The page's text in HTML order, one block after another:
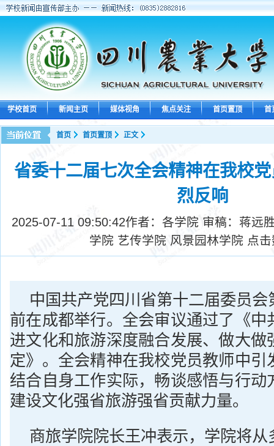
学校首页 新闻主页 媒体视角 焦点关注 首页置顶 首
首页 首页置顶 正文
省委十二届七次全会精神在我校
烈反响
2025-07-11 09:50:42作者：各学院 审稿：蒋远
学院 艺传学院 风景园林学院 点击
中国共产党四川省第十二届委员
前在成都举行。全会审议通过了《中
进文化和旅游深度融合发展、做大做
定》。全会精神在我校党员教师中引
结合自身工作实际，畅谈感悟与行动
建设文化强省旅游强省贡献力量。
商旅学院院长王冲表示，学院将